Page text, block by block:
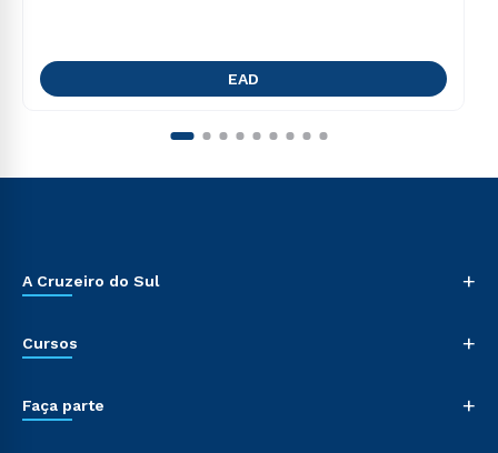
EAD
A Cruzeiro do Sul +
Cursos +
Faça parte +